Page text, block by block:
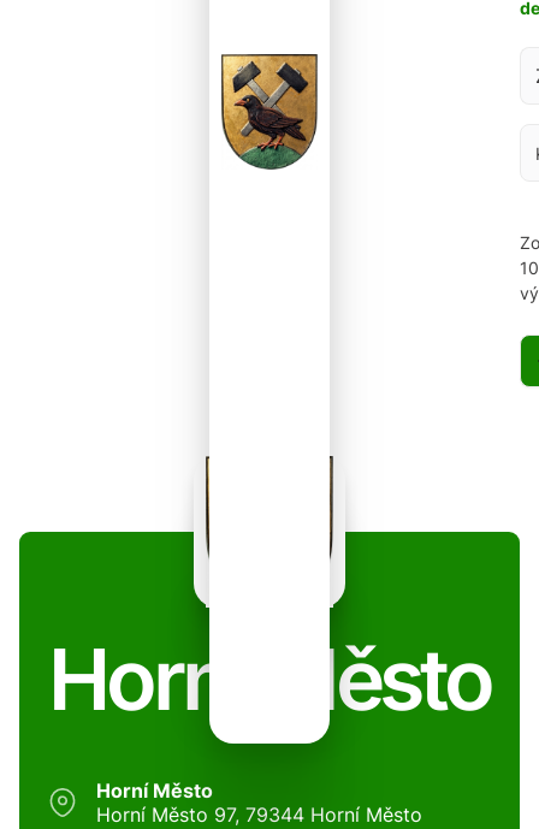
Horní Město
Horní Město
Horní Město 97, 79344 Horní Město